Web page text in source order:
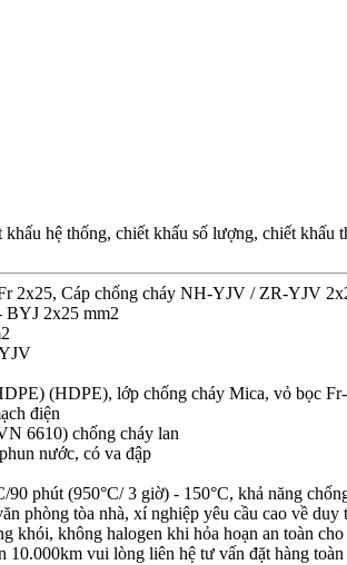
hệ thống, chiết khấu số lượng, chiết
2x25, Cáp chống cháy NH-YJV / ZR-YJV
2x25 mm2
(HDPE), lớp chống cháy Mica, vỏ bọc
điện
6610) chống cháy lan
nước, có va đập
phút (950°C/ 3 giờ) - 150°C, khả năng
phòng tòa nhà, xí nghiệp yêu cầu cao về
khói, không halogen khi hỏa hoạn an toàn
vui lòng liên hệ tư vấn đặt hàng toàn